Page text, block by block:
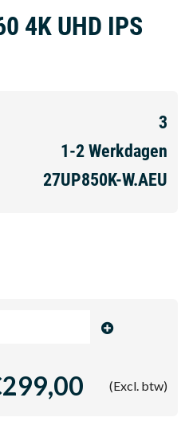
4K UHD IPS
3
1-2 Werkdagen
27UP850K-W.AEU
(Excl. btw)